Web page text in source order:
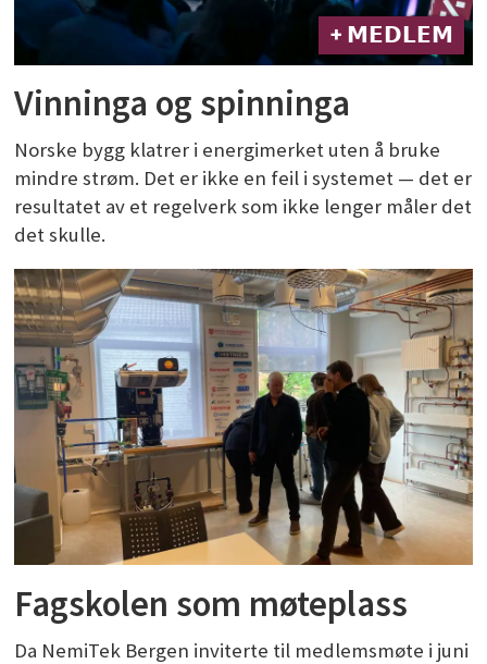
+ 𝗠𝗘𝗗𝗟𝗘𝗠
Vinninga og spinninga
Norske bygg klatrer i energimerket uten å bruke
mindre strøm. Det er ikke en feil i systemet — det er
resultatet av et regelverk som ikke lenger måler det
det skulle.
Fagskolen som møteplass
Da NemiTek Bergen inviterte til medlemsmøte i juni